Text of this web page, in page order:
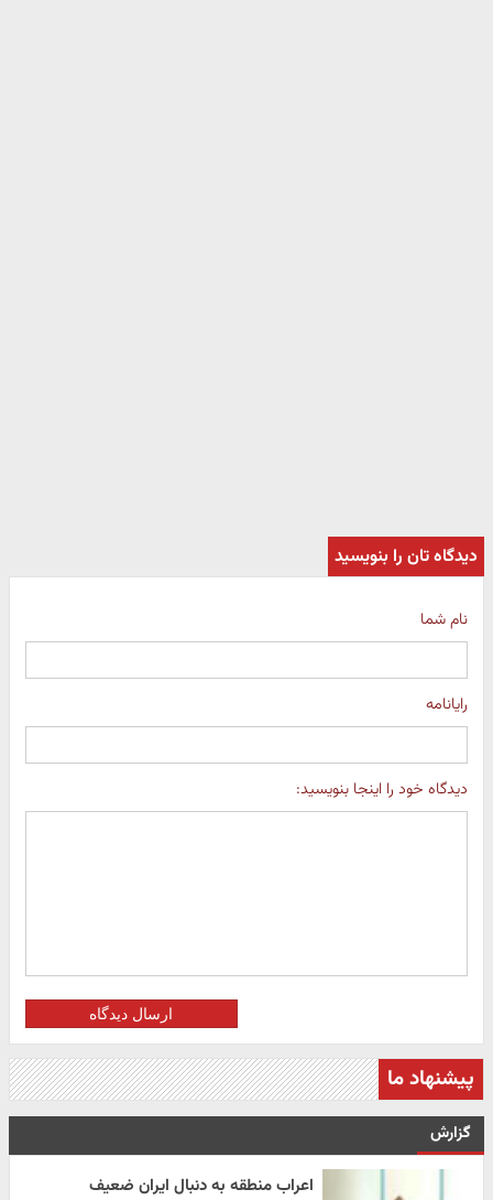
دیدگاه تان را بنویسید
نام شما
رایانامه
دیدگاه خود را اینجا بنویسید:
ارسال دیدگاه
پیشنهاد ما
گزارش
اعراب منطقه به دنبال ایران ضعیف